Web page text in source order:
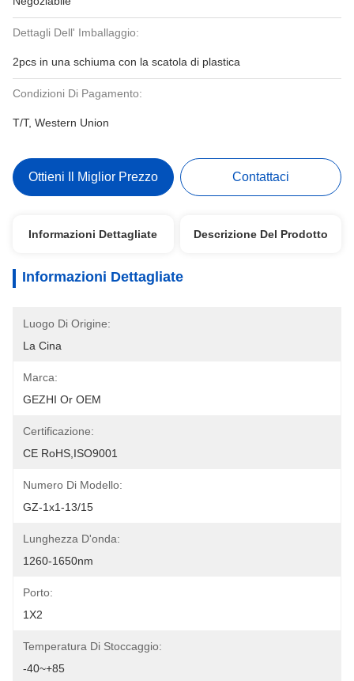
Dettagli Dell' Imballaggio:
2pcs in una schiuma con la scatola di plastica
Condizioni Di Pagamento:
T/T, Western Union
Ottieni Il Miglior Prezzo Contattaci
Informazioni Dettagliate Descrizione Del Prodotto
Informazioni Dettagliate
Luogo Di Origine:
La Cina
Marca:
GEZHI Or OEM
Certificazione:
CE RoHS,ISO9001
Numero Di Modello:
GZ-1x1-13/15
Lunghezza D'onda:
1260-1650nm
Porto:
1X2
Temperatura Di Stoccaggio:
-40~+85